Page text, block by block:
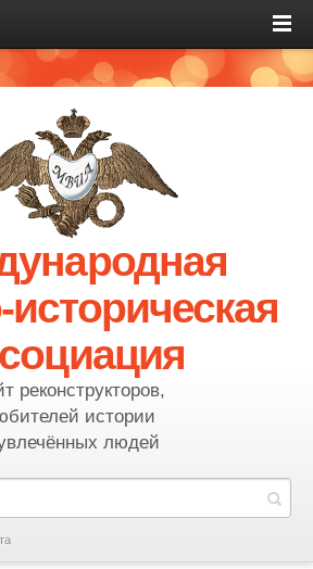
реконструкторов,
истории
людей